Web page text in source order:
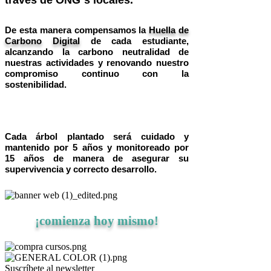
destinado a conocerse y conversar
sobre dudas y debates de cada
curso.
Biblioteca digital:
Libros en
formato pdf, seleccionados
Acceso directo al campus virtual
y
contacto con el tutor para realizar
consultas disponible las 24 hr.
¿Qué plazo de acceso a la plataforma y
contenidos tengo?
Una vez realizado correctamente el
registro, el alumno dispondrá de
semanaspara finalizar el curso.
De esta manera compensamos la Huella de
Carbono Digital
de cada estudiante,
alcanzando la carbono neutralidad de
nuestras actividades y renovando nuestro
compromiso continuo con la
sostenibilidad.
Cada árbol plantado será cuidado y
mantenido por 5 años y monitoreado por
15 años de manera de asegurar su
supervivencia y correcto desarrollo.
¡comienza hoy mismo!
Suscríbete al newsletter